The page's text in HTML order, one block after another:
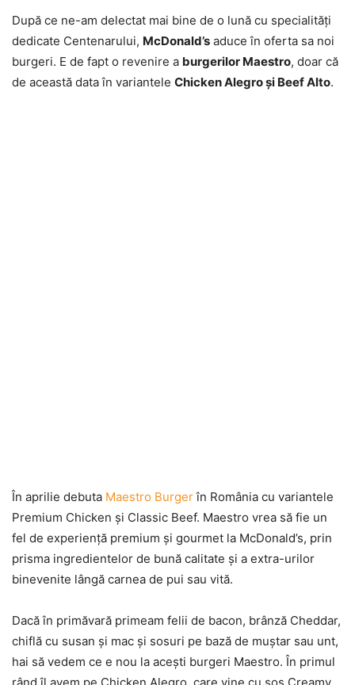
După ce ne-am delectat mai bine de o lună cu specialități
dedicate Centenarului, McDonald’s aduce în oferta sa noi
burgeri. E de fapt o revenire a burgerilor Maestro, doar că
de această data în variantele Chicken Alegro și Beef Alto.
În aprilie debuta Maestro Burgerîn România cu variantele
Premium Chicken și Classic Beef. Maestro vrea să fie un
fel de experiență premium și gourmet la McDonald’s, prin
prisma ingredientelor de bună calitate și a extra-urilor
binevenite lângă carnea de pui sau vită.
Dacă în primăvară primeam felii de bacon, brânză Cheddar,
chiflă cu susan și mac și sosuri pe bază de muștar sau unt,
hai să vedem ce e nou la acești burgeri Maestro. În primul